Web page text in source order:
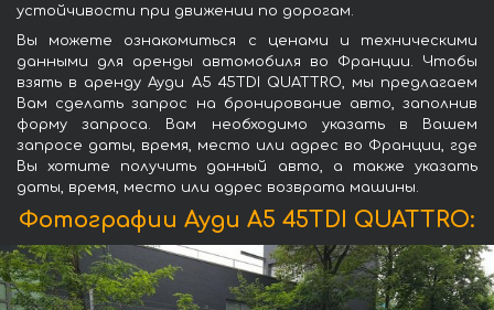
устойчивости при движении по дорогам.
Вы можете ознакомиться с ценами и техническими
данными для аренды автомобиля во Франции. Чтобы
взять в аренду Ауди A5 45TDI QUATTRO, мы предлагаем
Вам сделать запрос на бронирование авто, заполнив
форму запроса. Вам необходимо указать в Вашем
запросе даты, время, место или адрес во Франции, где
Вы хотите получить данный авто, а также указать
даты, время, место или адрес возврата машины.
Фотографии Ауди A5 45TDI QUATTRO: